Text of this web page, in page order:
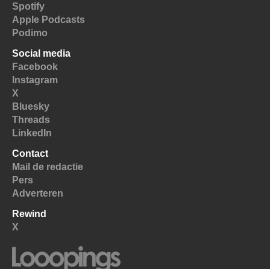
Spotify
Apple Podcasts
Podimo
Social media
Facebook
Instagram
X
Bluesky
Threads
LinkedIn
Contact
Mail de redactie
Pers
Adverteren
Rewind
X